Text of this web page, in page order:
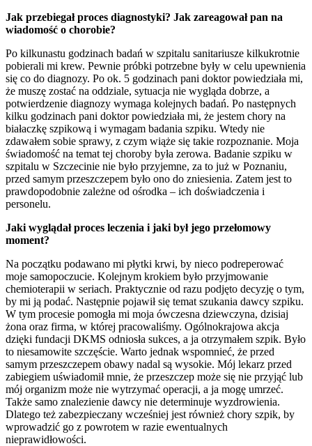
Jak przebiegał proces diagnostyki? Jak zareagował pan na
wiadomość o chorobie?
Po kilkunastu godzinach badań w szpitalu sanitariusze kilkukrotnie
pobierali mi krew. Pewnie próbki potrzebne były w celu upewnienia
się co do diagnozy. Po ok. 5 godzinach pani doktor powiedziała mi,
że muszę zostać na oddziale, sytuacja nie wygląda dobrze, a
potwierdzenie diagnozy wymaga kolejnych badań. Po następnych
kilku godzinach pani doktor powiedziała mi, że jestem chory na
białaczkę szpikową i wymagam badania szpiku. Wtedy nie
zdawałem sobie sprawy, z czym wiąże się takie rozpoznanie. Moja
świadomość na temat tej choroby była zerowa. Badanie szpiku w
szpitalu w Szczecinie nie było przyjemne, za to już w Poznaniu,
przed samym przeszczepem było ono do zniesienia. Zatem jest to
prawdopodobnie zależne od ośrodka – ich doświadczenia i
personelu.
Jaki wyglądał proces leczenia i jaki był jego przełomowy
moment?
Na początku podawano mi płytki krwi, by nieco podreperować
moje samopoczucie. Kolejnym krokiem było przyjmowanie
chemioterapii w seriach. Praktycznie od razu podjęto decyzję o tym,
by mi ją podać. Następnie pojawił się temat szukania dawcy szpiku.
W tym procesie pomogła mi moja ówczesna dziewczyna, dzisiaj
żona oraz firma, w której pracowaliśmy. Ogólnokrajowa akcja
dzięki fundacji DKMS odniosła sukces, a ja otrzymałem szpik. Było
to niesamowite szczęście. Warto jednak wspomnieć, że przed
samym przeszczepem obawy nadal są wysokie. Mój lekarz przed
zabiegiem uświadomił mnie, że przeszczep może się nie przyjąć lub
mój organizm może nie wytrzymać operacji, a ja mogę umrzeć.
Także samo znalezienie dawcy nie determinuje wyzdrowienia.
Dlatego też zabezpieczany wcześniej jest również chory szpik, by
wprowadzić go z powrotem w razie ewentualnych
nieprawidłowości.